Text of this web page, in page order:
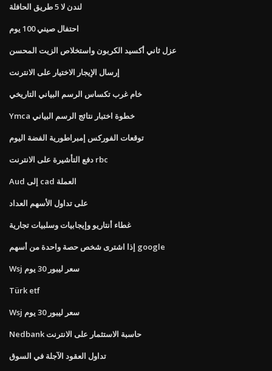
لندن لا 5 طريق الحافلة
احتفال صيني 100 يوم
عزل ثاني أكسيد الكربون واستخلاص الزيت المحسن
إرسال الإيجار الاختيار على الانترنت
خام غرب تكساس الرسم البياني التاريخي
Ymca خطوة اختبار نتائج الرسم البياني
توقعات الفوركس إمبراطورية الفضة اليوم
دفع التأشيرة على الانترنت rbc
Aud إلى cad العملة
على تداول الأسهم العداد
غطاء أنتاريو وإيجابيات وسلبيات تجارية
إذا اشترى شخص حصة واحدة من أسهم google
Wsj سعر ليبور 30 ​​يوم
Türk etf
Wsj سعر ليبور 30 ​​يوم
Nedbank حاسبة الاستثمار على الانترنت
تداول العقود الآجلة في السوق